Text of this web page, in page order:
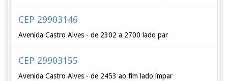
CEP 29903146
Avenida Castro Alves - de 2302 a 2700 lado par
CEP 29903155
Avenida Castro Alves - de 2453 ao fim lado ímpar